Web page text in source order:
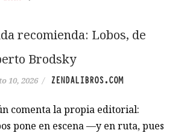
recomienda: Lobos, de
Brodsky
10, 2026 / ZENDALIBROS.COM
comenta la propia editorial:
pone en escena —y en ruta, pues